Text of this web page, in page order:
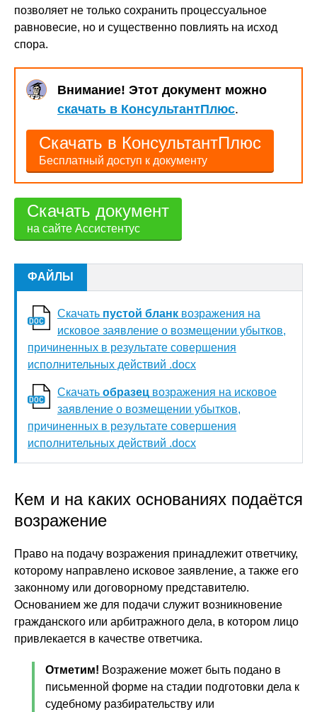
позволяет не только сохранить процессуальное
равновесие, но и существенно повлиять на исход
спора.
Внимание! Этот документ можно
скачать в КонсультантПлюс.
Скачать в КонсультантПлюс
Бесплатный доступ к документу
Скачать документ
на сайте Ассистентус
ФАЙЛЫ
Скачать пустой бланк возражения на
исковое заявление о возмещении убытков,
причиненных в результате совершения
исполнительных действий .docx
Скачать образец возражения на исковое
заявление о возмещении убытков,
причиненных в результате совершения
исполнительных действий .docx
Кем и на каких основаниях подаётся
возражение
Право на подачу возражения принадлежит ответчику,
которому направлено исковое заявление, а также его
законному или договорному представителю.
Основанием же для подачи служит возникновение
гражданского или арбитражного дела, в котором лицо
привлекается в качестве ответчика.
Отметим! Возражение может быть подано в
письменной форме на стадии подготовки дела к
судебному разбирательству или